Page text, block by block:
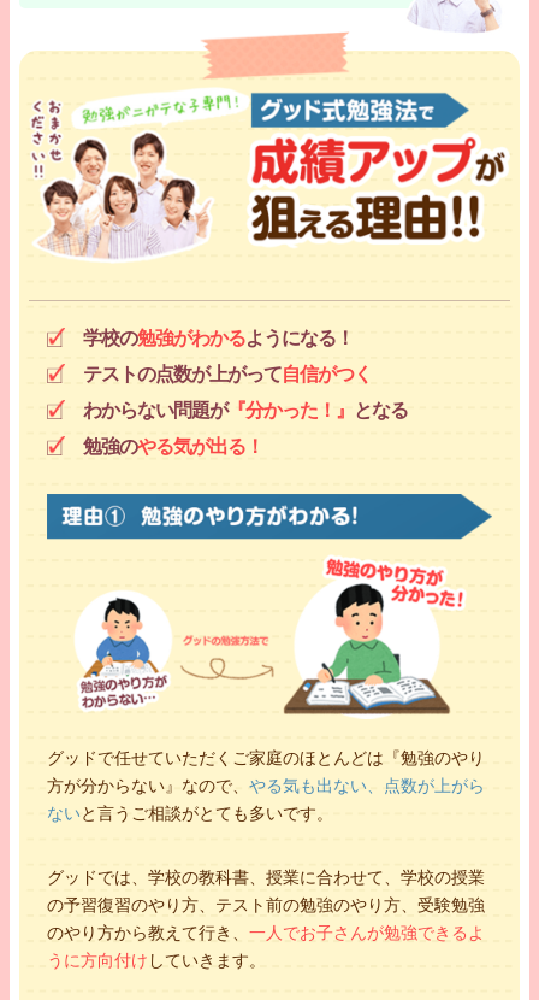
学校の勉強がわかるようになる！
テストの点数が上がって自信がつく
わからない問題が『分かった！』 となる
勉強のやる気が出る！
グッドで任せていただくご家庭のほとんどは『勉強のやり
方が分からない』なので、 やる気も出ない、点数が上がら
ないと言うご相談がとても多いです。
グッドでは、学校の教科書、授業に合わせて、学校の授業
の予習復習のやり方、テスト前の勉強のやり方、受験勉強
のやり方から教えて行き、 一人でお子さんが勉強できるよ
うに方向付け していきます。